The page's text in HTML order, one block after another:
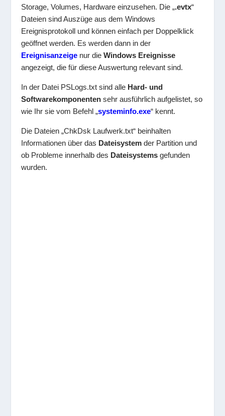
Storage, Volumes, Hardware einzusehen. Die „.evtx“
Dateien sind Auszüge aus dem Windows
Ereignisprotokoll und können einfach per Doppelklick
geöffnet werden. Es werden dann in der
Ereignisanzeige nur dieWindows Ereignisse
angezeigt, die für diese Auswertung relevant sind.
In der Datei PSLogs.txt sind alle Hard- und
Softwarekomponenten sehr ausführlich aufgelistet, so
wie Ihr sie vom Befehl „systeminfo.exe“ kennt.
Die Dateien „ChkDsk Laufwerk.txt“ beinhalten
Informationen über das Dateisystem der Partition und
ob Probleme innerhalb des Dateisystems gefunden
wurden.